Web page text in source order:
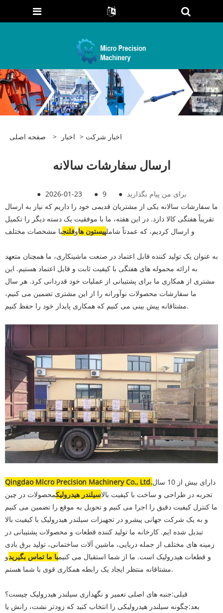
صفحه اصلی > اخبار > اخبار شرکت
ارسال سفارشات سالانه
● 2026-01-23 ● 9 ● برای من پیام بگذارید
ما سفارشات سالانه یکی از مشتریان قدیمی خود را داریم که نیاز به ارسال
تقریباً هفتگی کالا دارد. در این هفته، ما با موفقیت یک دسته دیگر را تکمیل
و ارسال کردیم، که عمدتاً شاملپیستون هاوفلنجبا مشخصات مختلف
به عنوان یک تولید کننده قابل اعتماد در صنعت ماشینکاری، ما همچنان متعهد
به ارائه محموله های هفتگی با کیفیت ثابت و قابل اعتماد هستیم. این
مشتری از همکاری ما برای پشتیبانی از عملیات خود قدردانی کرد. هر سال
ما سفارشات محصولات نوآورانه را از این مشتری تضمین می کنیم،
مشتاقانه پیش بینی می کنیم که همکاری پایدار خود را حفظ کنیم.
Qingdao Micro Precision Machinery Co., Ltd.دارای بیش از 10 سال
تجربه در طراحی و ساخت با کیفیت بالاسیلندر هیدرولیکمحصولات در چین
ما کنترل کیفیت دقیق را اجرا می کنیم و تحویل به موقع را تضمین می کنیم
و به یک شرکت جهانی پیشرو در تجهیزات سیلندر هیدرولیک با کیفیت بالا
تبدیل شده ایم. کارخانه ما تولید کننده قطعات و محصولات پشتیبانی در
زمینه های مختلف از جمله دریایی، ماشین آلات ساختمانی، تولید برق بادی
و قطعات هیدرولیک است. ما از شما استقبال می کنیمبا ما تماس بگیریدو
مشتاقانه منتظر ایجاد یک رابطه همکاری قوی با شما هستم.
قبلی:جنبه های اصلی تعمیر و نگهداری سیلندر هیدرولیک چیست؟
بعد:چگونه سیلندر هیدرولیکی را انتخاب کنید که زودتر نشت، رانش یا